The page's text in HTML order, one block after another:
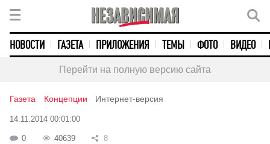
НОВОСТИ ГАЗЕТА ПРИЛОЖЕНИЯ ТЕМЫ ФОТО ВИДЕО
Перейти на полную версию сайта
Газета Концепции Интернет-версия
14.11.2014 00:01:00
0 40639 8